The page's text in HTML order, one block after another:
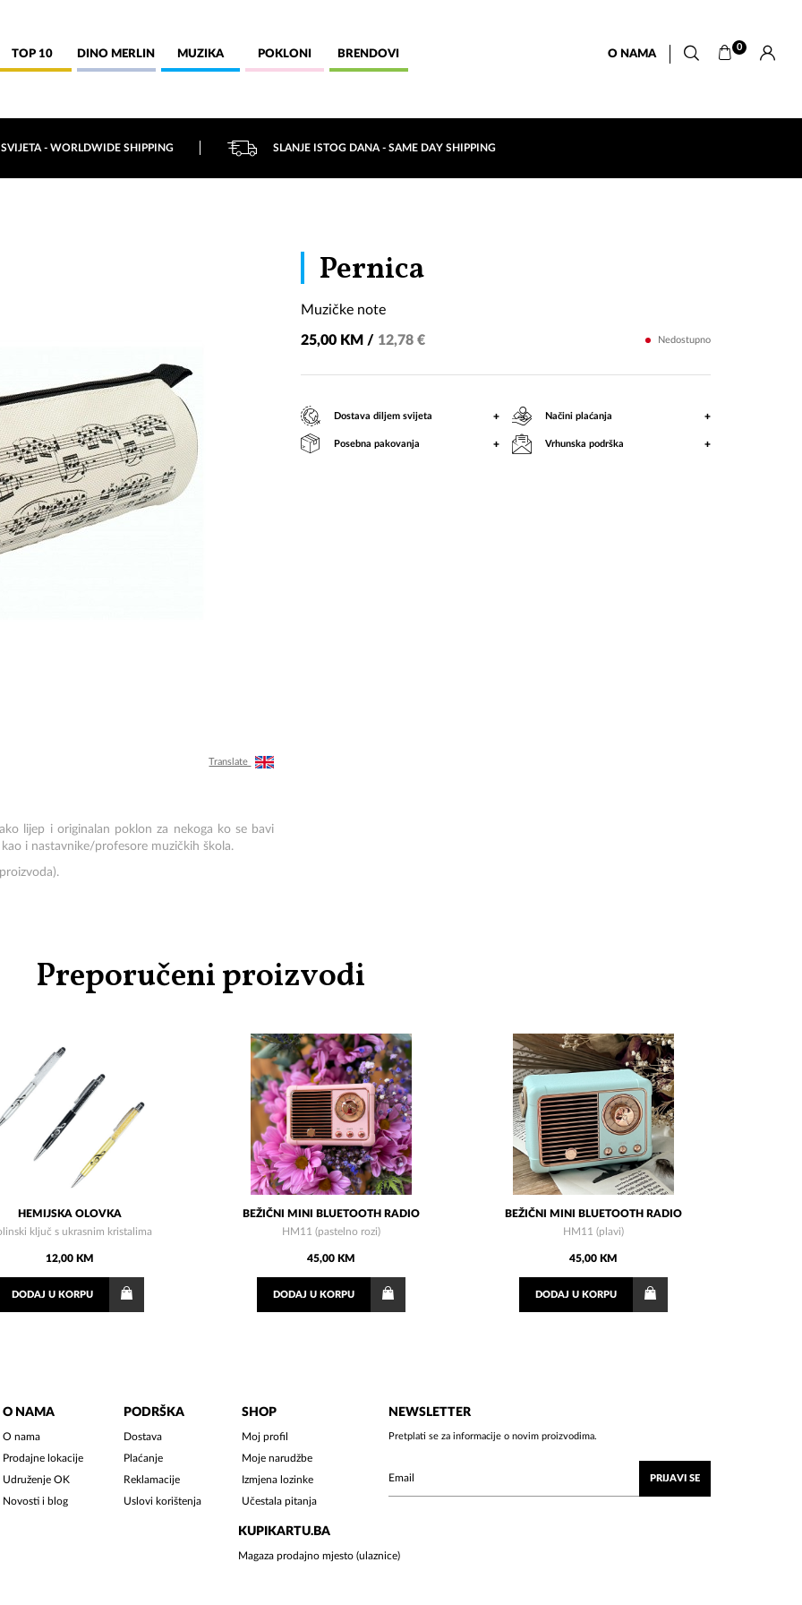
TOP 10 DINO MERLIN MUZIKA POKLONI BRENDOVI O NAMA
0
- WORLDWIDE SHIPPING SLANJE ISTOG DANA - SAME DAY SHIPPING
Translate
lijep i originalan poklon za nekoga ko se bavi
i nastavnike/profesore muzičkih škola.
Pernica
Muzičke note
25,00 KM / 12,78 € Nedostupno
Dostava diljem svijeta + Načini plaćanja +
Posebna pakovanja + Vrhunska podrška +
Preporučeni proizvodi
HEMIJSKA OLOVKA
ključ s ukrasnim kristalima
12,00 KM
DODAJU KORPU
BEŽIČNI MINI BLUETOOTH RADIO
HM11 (pastelno rozi)
45,00 KM
DODAJ U KORPU
BEŽIČNI MINI BLUETOOTH RADIO
HM11 (plavi)
45,00 KM
DODAJU KORPU
O NAMA
O nama
Prodajne lokacije
Udruženje OK
Novosti i blog
PODRŠKA
Dostava
Plaćanje
Reklamacije
Uslovi korištenja
SHOP
Moj profil
Moje narudžbe
Izmjena lozinke
Učestala pitanja
KUPIKARTU.BA
Magaza prodajno mjesto (ulaznice)
NEWSLETTER
Pretplati se za informacije o novim proizvodima.
PRIJAVI SE